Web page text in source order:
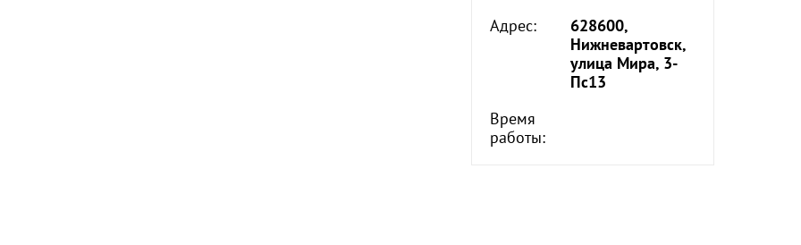
Адрес:
628600,
Нижневартовск,
улица Мира, 3-
Пс13
Время
работы: